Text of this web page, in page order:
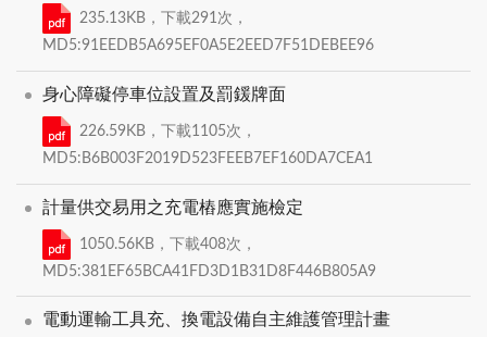
235.13KB，下載291次，
MD5:91EEDB5A695EF0A5E2EED7F51DEBEE96
身心障礙停車位設置及罰鍰牌面
226.59KB，下載1105次，
MD5:B6B003F2019D523FEEB7EF160DA7CEA1
計量供交易用之充電樁應實施檢定
1050.56KB，下載408次，
MD5:381EF65BCA41FD3D1B31D8F446B805A9
電動運輸工具充、換電設備自主維護管理計畫